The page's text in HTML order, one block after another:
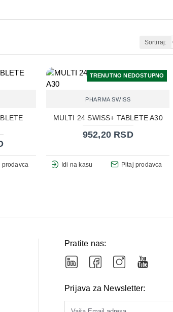
Sortiraj:
prodavca
TRENUTNO NEDOSTUPNO
PHARMA SWISS
MULTI 24 SWISS+ TABLETE A30
952,20 RSD
Idi na kasu Pitaj prodavca
Pratite nas:
Prijava za Newsletter: